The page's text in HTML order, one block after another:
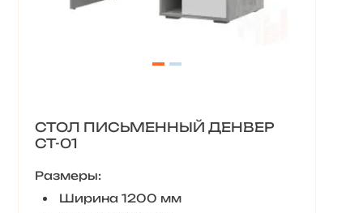
СТОЛ ПИСЬМЕННЫЙ ДЕНВЕР
СТ-01
Размеры:
Ширина 1200 мм